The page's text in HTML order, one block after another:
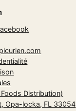
Distribution)
Opa-locka, FL 33054